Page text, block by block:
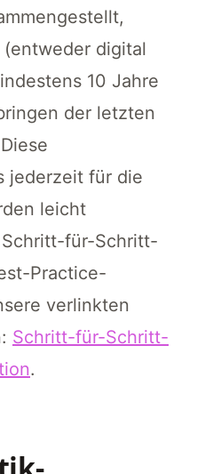
digital
10 Jahre
der letzten
jederzeit für die
leicht
für-Schritt-
Practice-
verlinkten
Schritt-für-Schritt-
.